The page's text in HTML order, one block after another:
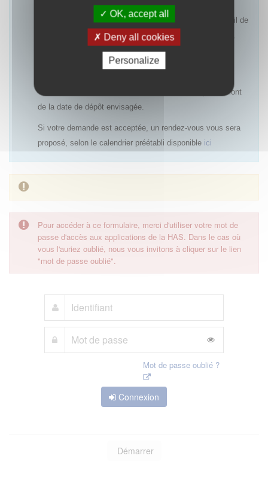
OK, accept all
Deny all cookies
Personalize
(centralisée ou nationale), dans la mesure où le rapport
bénéfice/risques est déjà établi et qu’un PUT avec recueil de
données cliniques ne sera pas systématiquement requis,
- si un accès précoce antérieur a été refusé et qu’aucun
nouvel élément n’est disponible,
- si la demande de rendez-vous est réalisée trop en amont
de la date de dépôt envisagée.
Si votre demande est acceptée, un rendez-vous vous sera
proposé, selon le calendrier préétabli disponible ici
Pour accéder à ce formulaire, merci d'utiliser votre mot de
passe d'accès aux applications de la HAS. Dans le cas où
vous l'auriez oublié, nous vous invitons à cliquer sur le lien
"mot de passe oublié".
Mot de passe oublié ?
Connexion
Démarrer